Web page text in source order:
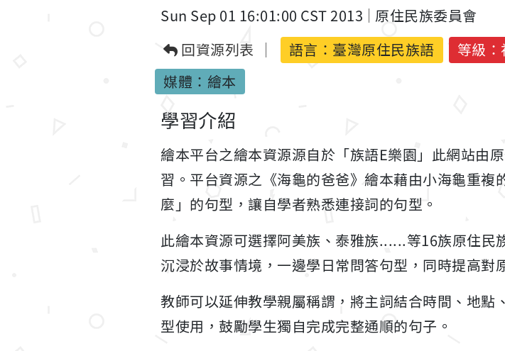
Sun Sep 01 16:01:00 CST 2013
原住民族委員會
回資源列表
語言： 臺灣原住民族語 等級：
媒體：繪本
學習介紹
繪本平台之繪本資源源自於「族語E樂園」此網站由
習。平台資源之《海龜的爸爸》繪本藉由小海龜重
麼」的句型，讓自學者熟悉連接詞的句型。
此繪本資源可選擇阿美族、泰雅族......等16族原住
沉浸於故事情境，一邊學日常問答句型，同時提高對
教師可以延伸教學親屬稱謂，將主詞結合時間、地
型使用，鼓勵學生獨自完成完整通順的句子。